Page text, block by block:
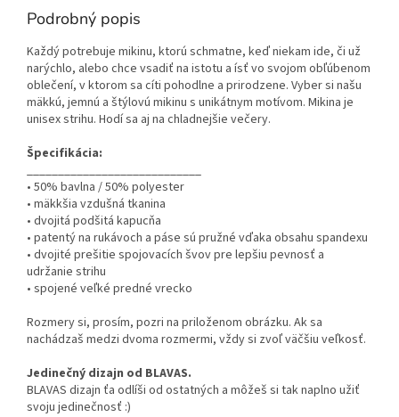
Podrobný popis
Každý potrebuje mikinu, ktorú schmatne, keď niekam ide, či už
narýchlo, alebo chce vsadiť na istotu a ísť vo svojom obľúbenom
oblečení, v ktorom sa cíti pohodlne a prirodzene. Vyber si našu
mäkkú, jemnú a štýlovú mikinu s unikátnym motívom. Mikina je
unisex strihu. Hodí sa aj na chladnejšie večery.
Špecifikácia:
• 50% bavlna / 50% polyester
• mäkkšia vzdušná tkanina
• dvojitá podšitá kapucňa
• patentý na rukávoch a páse sú pružné vďaka obsahu spandexu
• dvojité prešitie spojovacích švov pre lepšiu pevnosť a
udržanie strihu
• spojené veľké predné vrecko
Rozmery si, prosím, pozri na priloženom obrázku. Ak sa
nachádzaš medzi dvoma rozmermi, vždy si zvoľ väčšiu veľkosť.
Jedinečný dizajn od BLAVAS.
BLAVAS dizajn ťa odlíši od ostatných a môžeš si tak naplno užiť
svoju jedinečnosť :)